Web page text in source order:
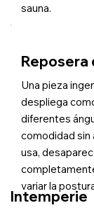
sauna.
Reposera
Una pieza
despliega
diferentes
comodidad sin
usa,
variar la
Intemperie